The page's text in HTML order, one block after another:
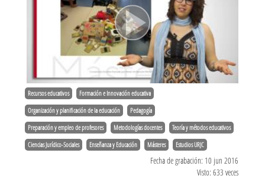
Recursos educativos Formación e Innovación educativa
Organización y planificación de la educación Pedagogía
Preparación y empleo de profesores Metodologías docentes Teoría y métodos educativos
Ciencias Jurídico-Sociales Enseñanza y Educación Másteres Estudios URJC
Fecha de grabación: 10 jun 2016
Visto: 633 veces